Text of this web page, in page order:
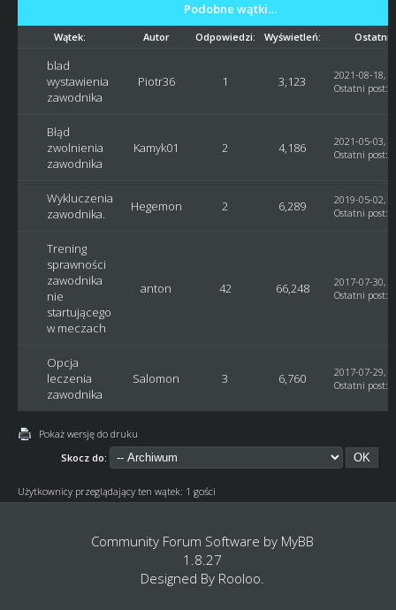
Podobne wątki…
Wątek: Autor Odpowiedzi: Wyświetleń: Ostatni
blad
wystawienia
zawodnika
Piotr36 1 3,123
2021-08-18,
Ostatni post:
Błąd
zwolnienia
zawodnika
Kamyk01 2 4,186
2021-05-03,
Ostatni post:
Wykluczenia
zawodnika.
Hegemon 2 6,289
2019-05-02,
Ostatni post:
Trening
sprawności
zawodnika
nie
startującego
w meczach
anton 42 66,248
2017-07-30,
Ostatni post:
Opcja
leczenia
zawodnika
Salomon 3 6,760
2017-07-29,
Ostatni post:
Pokaż wersję do druku
Skocz do:
Użytkownicy przeglądający ten wątek: 1 gości
Community Forum Software by MyBB
1.8.27
Designed By Rooloo.